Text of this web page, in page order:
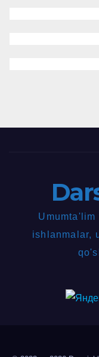
ishlanmalar,